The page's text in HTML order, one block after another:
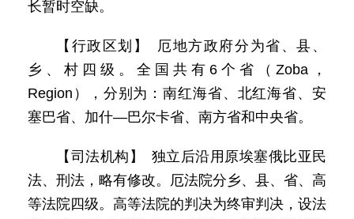
长暂时空缺。
【行政区划】 厄地方政府分为省、县、
乡、村四级。全国共有6个省（Zoba，
Region），分别为：南红海省、北红海省、安
塞巴省、加什—巴尔卡省、南方省和中央省。
【司法机构】 独立后沿用原埃塞俄比亚民
法、刑法，略有修改。厄法院分乡、县、省、高
等法院四级。高等法院的判决为终审判决，设法